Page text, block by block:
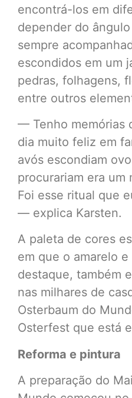
encontrá-los em
depender do
sempre
escondidos em um
pedras, folhagens,
entre outros
— Tenho memórias
dia muito feliz em
avós escondiam
procurariam era um
Foi esse ritual que
— explica Karsten.
A paleta de cores
em que o amarelo
destaque, também
nas milhares de
Osterbaum do
Osterfest que está
Reforma e pintura
A preparação do